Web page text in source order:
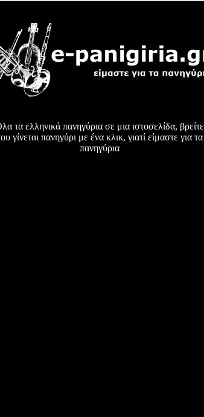
τα ελληνικά πανηγύρια σε μια ιστοσελίδα, βρείτε
γίνεται πανηγύρι με ένα κλικ, γιατί είμαστε για τα
πανηγύρια